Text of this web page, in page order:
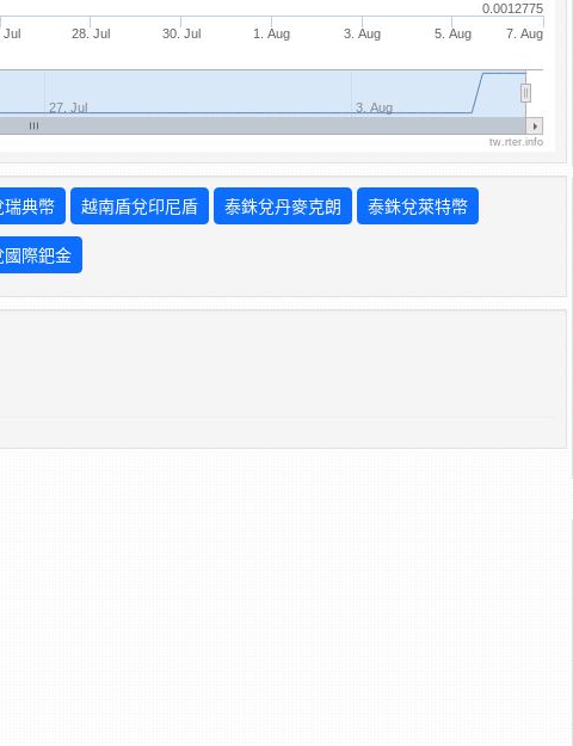
Jul 28. Jul 30. Jul 1. Aug 3. Aug 5. Aug 7. Aug
27. Jul 3. Aug
0.0012775
tw.rter.info
瑞典幣 越南盾兌印尼盾 泰銖兌丹麥克朗 泰銖兌萊特幣
國際鈀金